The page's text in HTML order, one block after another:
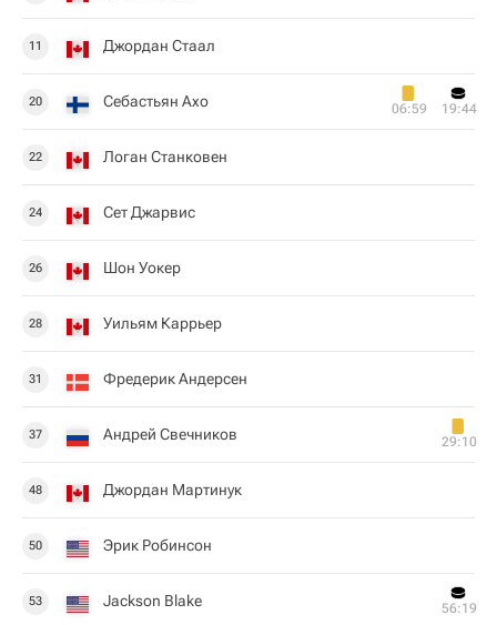
11 Джордан Стаал
20 Себастьян Ахо 06:59 19:44
22 Логан Станковен
24 Сет Джарвис
26 Шон Уокер
28 Уильям Каррьер
31 Фредерик Андерсен
37 Андрей Свечников 29:10
48 Джордан Мартинук
50 Эрик Робинсон
53 Jackson Blake 56:19